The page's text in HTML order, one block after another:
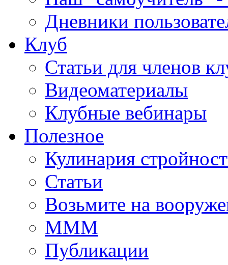
Дневники
Клуб
Статьи для членов
Видеоматериалы
Клубные вебинары
Полезное
Кулинария
Статьи
Возьмите на
МММ
Публикации